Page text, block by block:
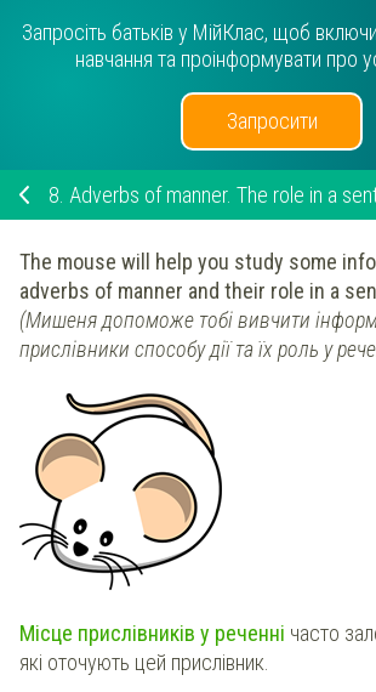
Запросіть батьків у МійКлас, щоб
навчання та проінформувати про
Запросити
8. Adverbs of manner. The role in a
The mouse will help you study some
adverbs of manner and their role in a
(Мишеня допоможе тобі вивчити
прислівники способу дії та їх роль у
Місце прислівників у реченні часто
які оточують цей прислівник.